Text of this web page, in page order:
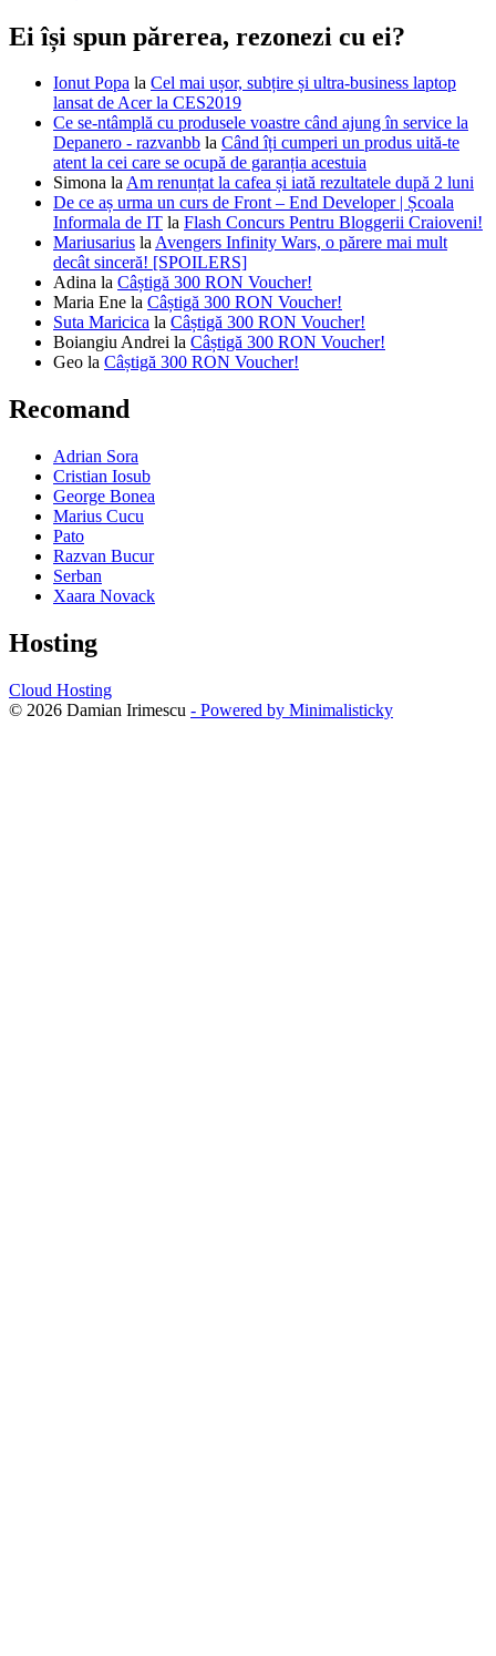
Ei își spun părerea, rezonezi cu ei?
Ionut Popa la Cel mai ușor, subțire și ultra-business laptop
lansat de Acer la CES2019
Ce se-ntâmplă cu produsele voastre când ajung în service la
Depanero - razvanbb la Când îți cumperi un produs uită-te
atent la cei care se ocupă de garanția acestuia
Simona laAm renunțat la cafea și iată rezultatele după 2 luni
De ce aș urma un curs de Front – End Developer | Școala
Informala de IT la Flash Concurs Pentru Bloggerii Craioveni!
Mariusarius laAvengers Infinity Wars, o părere mai mult
decât sinceră! [SPOILERS]
Adina la Câștigă 300 RON Voucher!
Maria Ene la Câștigă 300 RON Voucher!
Suta Maricica la Câștigă 300 RON Voucher!
Boiangiu Andrei la Câștigă 300 RON Voucher!
Geo la Câștigă 300 RON Voucher!
Recomand
Adrian Sora
Cristian Iosub
George Bonea
Marius Cucu
Pato
Razvan Bucur
Serban
Xaara Novack
Hosting
Cloud Hosting
© 2026 Damian Irimescu - Powered by Minimalisticky